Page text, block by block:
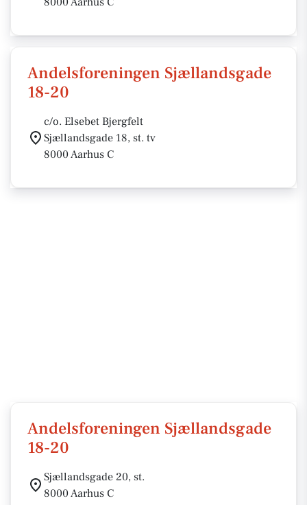
Andelsforeningen Sjællandsgade
18-20
c/o. Elsebet Bjergfelt
Sjællandsgade 18, st. tv
8000 Aarhus C
Andelsforeningen Sjællandsgade
18-20
Sjællandsgade 20, st.
8000 Aarhus C